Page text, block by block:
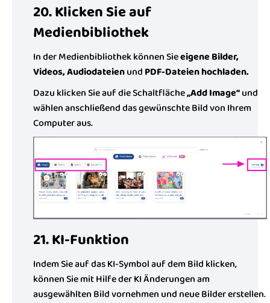
20. Klicken Sie auf
Medienbibliothek
In der Medienbibliothek können Sieeigene Bilder,
Videos, Audiodateienund PDF-Dateien hochladen.
Dazu klicken Sie auf die Schaltfläche„Add Image“und
wählen anschließend das gewünschte Bild von Ihrem
Computer aus.
21. KI-Funktion
Indem Sie auf das KI-Symbol auf dem Bild klicken,
können Sie mit Hilfe der KI Änderungen am
ausgewählten Bild vornehmen und neue Bilder erstellen.